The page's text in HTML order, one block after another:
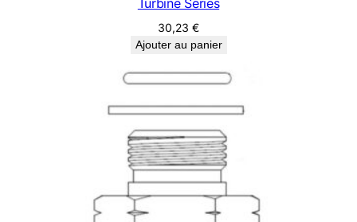
30,23 €
Ajouter au panier